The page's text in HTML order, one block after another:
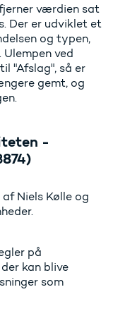
værdien sat
Der er udviklet et
og typen,
ved
"Afslag", så er
gemt, og
-
Niels Kølle og
på
kan blive
som